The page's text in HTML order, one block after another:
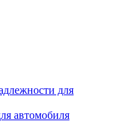
для
автомобиля